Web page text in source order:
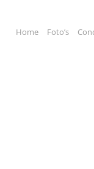
Home Foto’s